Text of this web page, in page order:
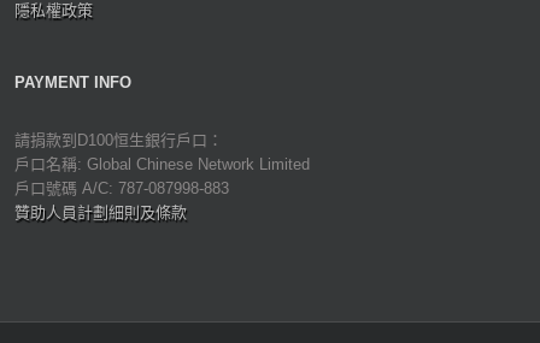
隱私權政策
PAYMENT INFO
請捐款到D100恒生銀行戶口：
戶口名稱: Global Chinese Network Limited
戶口號碼 A/C: 787-087998-883
贊助人員計劃細則及條款